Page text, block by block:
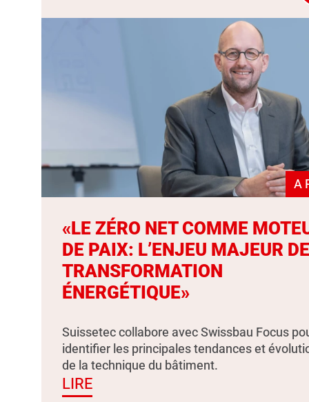
A
«LE ZÉRO NET COMME
DE PAIX: L’ENJEU MAJEUR
TRANSFORMATION
ÉNERGÉTIQUE»
Suissetec collabore avec Swissbau Focus
identifier les principales tendances et
de la technique du bâtiment.
LIRE